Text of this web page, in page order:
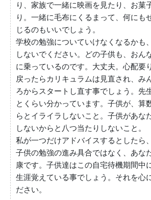
り、家族で一緒に映画を見たり、お菓
り。一緒に毛布にくるまって、何にも
じるのもいいでしょう。
学校の勉強についていけなくなるかも
しないでください。どの子供も、おん
に乗っているのです。大丈夫。心配要
戻ったらカリキュラムは見直され、み
ろからスタートし直す事でしょう。先
とくらい分かっています。子供が、算
らとイライラしないこと。子供があな
しないからと八つ当たりしないこと。
私が一つだけアドバイスするとしたら
子供の勉強の進み具合ではなく、あな
康です。子供達はこの自宅待機期間中
生涯覚えている事でしょう。それを心
ださい。